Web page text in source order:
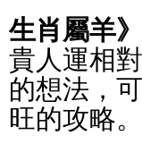
生肖屬羊》
貴人運相
的想法，
旺的攻略。